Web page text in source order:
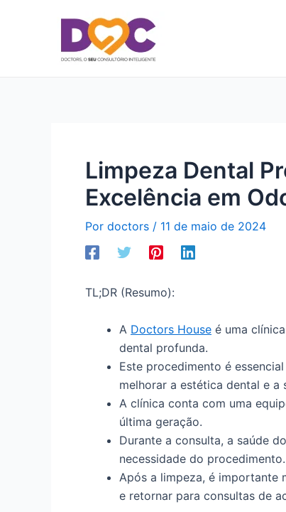
Limpeza Dental
Excelência em
Por doctors / 11 de maio de 2024
TL;DR (Resumo):
A Doctors House é uma
dental profunda.
Este procedimento é
melhorar a estética dental e a
A clínica conta com uma
última geração.
Durante a consulta, a saúde
necessidade do procedimento.
Após a limpeza, é importante
e retornar para consultas de